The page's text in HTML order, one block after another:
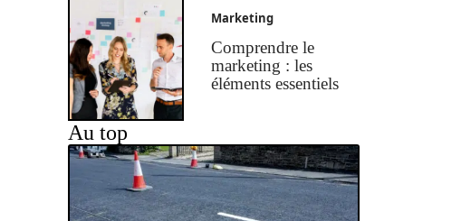
Marketing
Comprendre le
marketing : les
éléments essentiels
Au top